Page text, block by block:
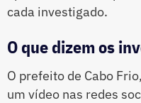
cada investigado.
O que dizem os
O prefeito de Cabo
um vídeo nas redes